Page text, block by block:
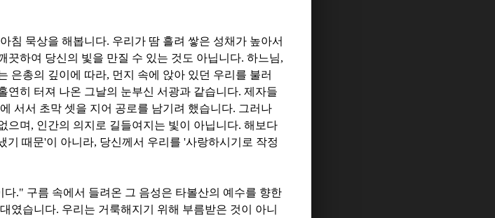
침 묵상을 해봅니다. 우리가 땀 흘려 쌓은 성채가 높아서
끗하여 당신의 빛을 만질 수 있는 것도 아닙니다. 하느님,
은총의 깊이에 따라, 먼지 속에 앉아 있던 우리를 불러
연히 터져 나온 그날의 눈부신 서광과 같습니다. 제자들
서서 초막 셋을 지어 공로를 남기려 했습니다. 그러나
으며 , 인간의 의지로 길들여지는 빛이 아닙니다. 해보다
기 때문'이 아니라, 당신께서 우리를 '사랑하시기로 작정
다." 구름 속에서 들려온 그 음성은 타볼산의 예수를 향한
였습니다. 우리는 거룩해지기 위해 부름받은 것이 아니